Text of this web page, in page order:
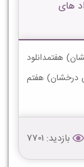
های
هفتمدانلود
درخشان) هفتم
بازدید: 7701